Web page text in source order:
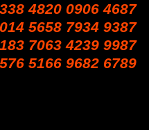
4820 0906 4687
5658 7934 9387
7063 4239 9987
5166 9682 6789